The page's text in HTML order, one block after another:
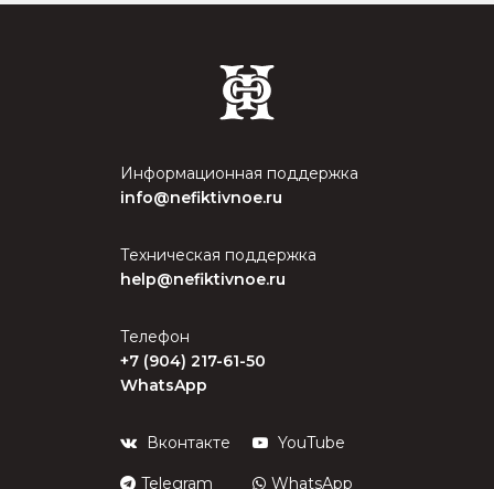
Информационная поддержка
info@nefiktivnoe.ru
Техническая поддержка
help@nefiktivnoe.ru
Телефон
+7 (904) 217-61-50
WhatsApp
Вконтакте YouTube
Telegram WhatsApp